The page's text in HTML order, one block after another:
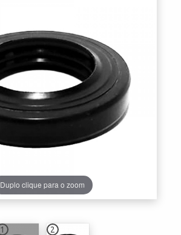
1 2
Duplo clique para o zoom